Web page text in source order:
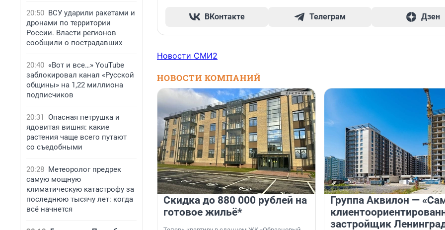
20:50 ВСУ ударили ракетами и
дронами по территории
России. Власти регионов
сообщили о пострадавших
20:40 «Вот и все…» YouTube
заблокировал канал «Русской
общины» на 1,22 миллиона
подписчиков
20:31 Опасная петрушка и
ядовитая вишня: какие
растения чаще всего путают
со съедобными
20:28 Метеоролог предрек
самую мощную
климатическую катастрофу за
последнюю тысячу лет: когда
всё начнется
ВКонтакте Телеграм Дзен
Новости СМИ2
НОВОСТИ КОМПАНИЙ
Скидка до 880 000 рублей на
готовое жильё*
Группа Аквилон —
застройщик